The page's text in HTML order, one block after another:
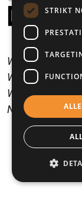
Wir sprechen
Wir sprechen
Wir sprechen
Nous parlons
©
STRIKT